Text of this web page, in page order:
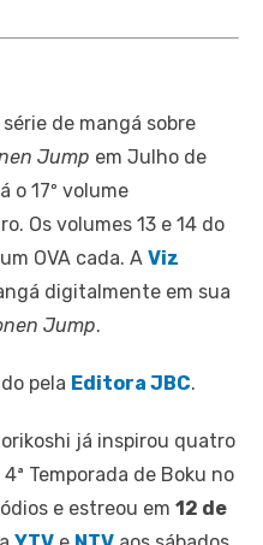
de mangá sobre
Jump em Julho de
o 17º volume
Os volumes 13 e 14 do
OVA cada. A Viz
digitalmente em sua
Jump.
pela Editora JBC.
já inspirou quatro
Temporada de Boku no
e estreou em 12 de